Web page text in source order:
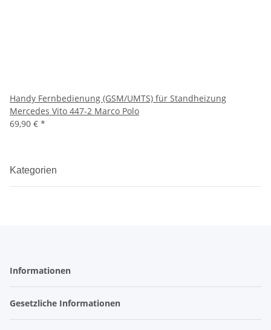
Handy Fernbedienung (GSM/UMTS) für Standheizung
Mercedes Vito 447-2 Marco Polo
69,90 € *
Kategorien
Informationen
Gesetzliche Informationen